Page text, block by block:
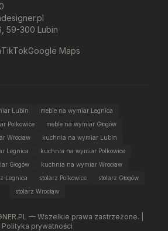
59-300 Lubin
TikTokGoogle Maps
Lubin
meble na wymiar Legnica
Polkowice
meble na wymiar Głogów
Wrocław
kuchnia na wymiar Lubin
Legnica
kuchnia na wymiar Polkowice
Głogów
kuchnia na wymiar Wrocław
Legnica stolarz Polkowice
stolarz Głogów
stolarz Wrocław
— Wszelkie prawa zastrzeżone. |
Polityka prywatności